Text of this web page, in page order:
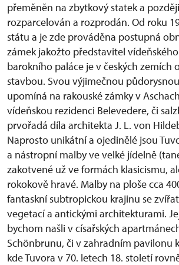
přeměněn na zbytkový statek a
rozparcelován a rozprodán. Od roku
státu a je zde prováděna postupná
zámek jakožto představitel
barokního paláce je v českých zemích
stavbou. Svou výjimečnou
upomíná na rakouské zámky v
vídeňskou rezidenci Belevedere, či
prvořadá díla architekta J. L. von
Naprosto unikátní a ojedinělé jsou
a nástropní malby ve velké jídelně
zakotvené už ve formách klasicismu,
rokokově hravé. Malby na ploše cca
fantaskní subtropickou krajinu se
vegetací a antickými architekturami.
bychom našli v císařských
Schönbrunu, či v zahradním pavilonu
kde Tuvora v 70. letech 18. století